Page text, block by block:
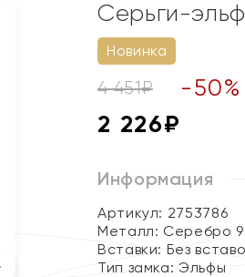
Серьги-
Новинка
4 451₽ -50%
2 226₽
Информация
Артикул: 2753786
Металл: Серебро
Вставки: Без
Тип замка:Эльфы